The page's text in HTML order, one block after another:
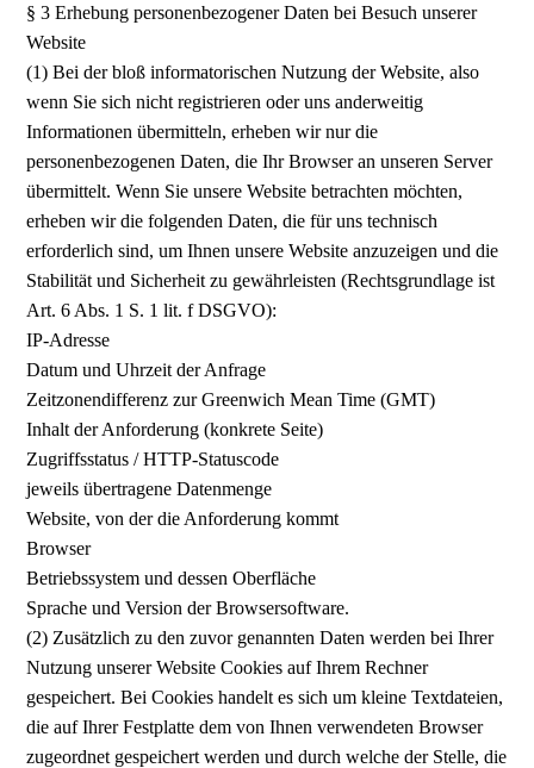
§ 3 Erhebung personenbezogener Daten bei Besuch unserer
Website
(1) Bei der bloß informatorischen Nutzung der Website, also
wenn Sie sich nicht registrieren oder uns anderweitig
Informationen übermitteln, erheben wir nur die
personenbezogenen Daten, die Ihr Browser an unseren Server
übermittelt. Wenn Sie unsere Website betrachten möchten,
erheben wir die folgenden Daten, die für uns technisch
erforderlich sind, um Ihnen unsere Website anzuzeigen und die
Stabilität und Sicherheit zu gewährleisten (Rechtsgrundlage ist
Art. 6 Abs. 1 S. 1 lit. f DSGVO):
IP-Adresse
Datum und Uhrzeit der Anfrage
Zeitzonendifferenz zur Greenwich Mean Time (GMT)
Inhalt der Anforderung (konkrete Seite)
Zugriffsstatus / HTTP-Statuscode
jeweils übertragene Datenmenge
Website, von der die Anforderung kommt
Browser
Betriebssystem und dessen Oberfläche
Sprache und Version der Browsersoftware.
(2) Zusätzlich zu den zuvor genannten Daten werden bei Ihrer
Nutzung unserer Website Cookies auf Ihrem Rechner
gespeichert. Bei Cookies handelt es sich um kleine Textdateien,
die auf Ihrer Festplatte dem von Ihnen verwendeten Browser
zugeordnet gespeichert werden und durch welche der Stelle, die